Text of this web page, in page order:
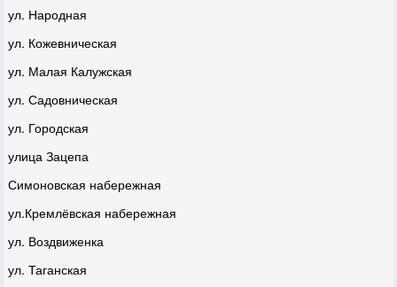
ул. Народная
ул. Кожевническая
ул. Малая Калужская
ул. Садовническая
ул. Городская
улица Зацепа
Симоновская набережная
ул.Кремлёвская набережная
ул. Воздвиженка
ул. Таганская